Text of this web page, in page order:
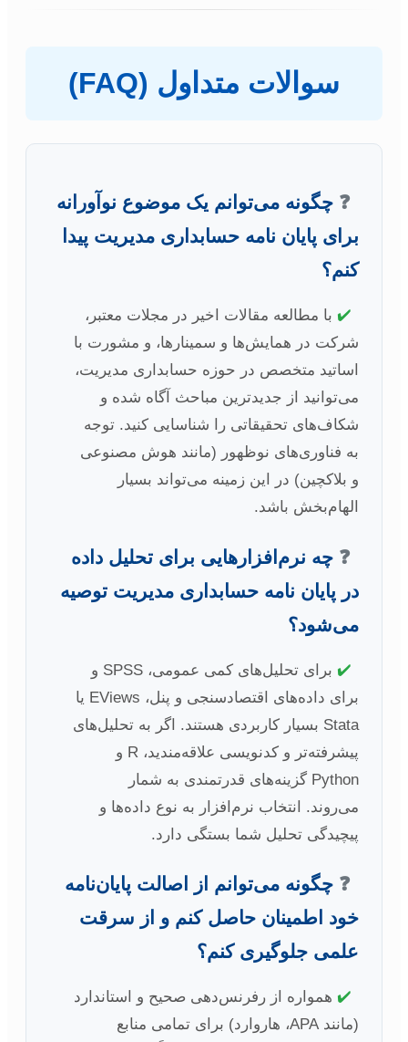
سوالات متداول (FAQ)
❓ چگونه می‌توانم یک موضوع نوآورانه
برای پایان نامه حسابداری مدیریت پیدا
کنم؟
✔️ با مطالعه مقالات اخیر در مجلات معتبر،
شرکت در همایش‌ها و سمینارها، و مشورت با
اساتید متخصص در حوزه حسابداری مدیریت،
می‌توانید از جدیدترین مباحث آگاه شده و
شکاف‌های تحقیقاتی را شناسایی کنید. توجه
به فناوری‌های نوظهور (مانند هوش مصنوعی
و بلاکچین) در این زمینه می‌تواند بسیار
الهام‌بخش باشد.
❓ چه نرم‌افزارهایی برای تحلیل داده
در پایان نامه حسابداری مدیریت توصیه
می‌شود؟
✔️
برای تحلیل‌های کمی عمومی، SPSS و
برای داده‌های اقتصادسنجی و پنل، EViews یا
Stata بسیار کاربردی هستند. اگر به تحلیل‌های
پیشرفته‌تر و کدنویسی علاقه‌مندید، R و
Python گزینه‌های قدرتمندی به شمار
می‌روند. انتخاب نرم‌افزار به نوع داده‌ها و
پیچیدگی تحلیل شما بستگی دارد.
❓ چگونه می‌توانم از اصالت پایان‌نامه
خود اطمینان حاصل کنم و از سرقت
علمی جلوگیری کنم؟
✔️ همواره از رفرنس‌دهی صحیح و استاندارد
(مانند APA، هاروارد) برای تمامی منابع